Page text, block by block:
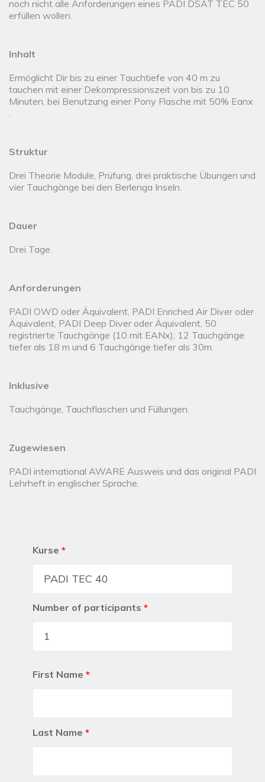
noch nicht alle Anforderungen eines PADI DSAT TEC 50
erfüllen wollen.
Inhalt
Ermöglicht Dir bis zu einer Tauchtiefe von 40 m zu
tauchen mit einer Dekompressionszeit von bis zu 10
Minuten, bei Benutzung einer Pony Flasche mit 50% Eanx
.
Struktur
Drei Theorie Module, Prüfung, drei praktische Übungen und
vier Tauchgänge bei den Berlenga Inseln.
Dauer
Drei Tage.
Anforderungen
PADI OWD oder Äquivalent, PADI Enriched Air Diver oder
Äquivalent, PADI Deep Diver oder Äquivalent, 50
registrierte Tauchgänge (10 mit EANx), 12 Tauchgänge
tiefer als 18 m und 6 Tauchgänge tiefer als 30m.
Inklusive
Tauchgänge, Tauchflaschen und Füllungen.
Zugewiesen
PADI international AWARE Ausweis und das original PADI
Lehrheft in englischer Sprache.
Kurse *
Number of participants *
First Name *
Last Name *